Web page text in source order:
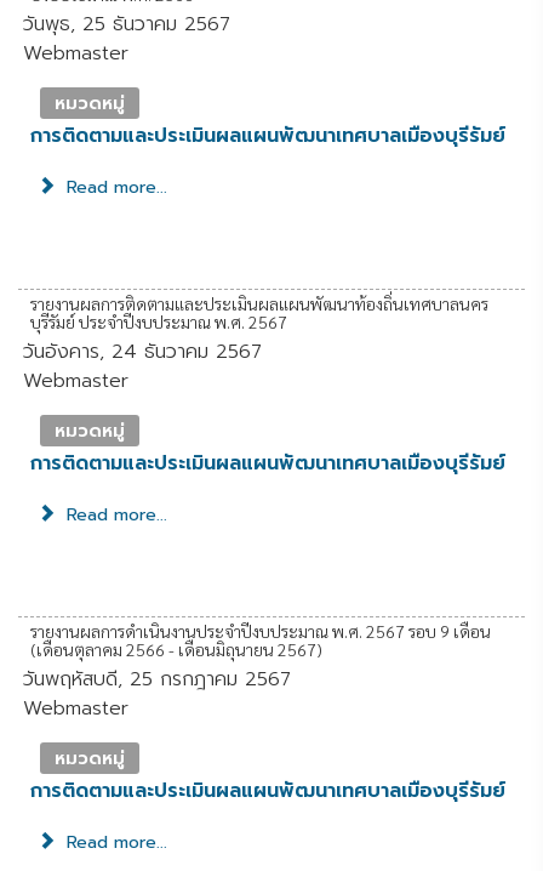
วันพุธ, 25 ธันวาคม 2567
Webmaster
หมวดหมู่
การติดตามและประเมินผลแผนพัฒนาเทศบาลเมืองบุรีรัมย์
Read more...
รายงานผลการติดตามและประเมินผลแผนพัฒนาท้องถิ่นเทศบาลนคร
บุรีรัมย์ ประจำปีงบประมาณ พ.ศ. 2567
วันอังคาร, 24 ธันวาคม 2567
Webmaster
หมวดหมู่
การติดตามและประเมินผลแผนพัฒนาเทศบาลเมืองบุรีรัมย์
Read more...
รายงานผลการดำเนินงานประจำปีงบประมาณ พ.ศ. 2567 รอบ 9 เดือน
(เดือนตุลาคม 2566 - เดือนมิถุนายน 2567)
วันพฤหัสบดี, 25 กรกฎาคม 2567
Webmaster
หมวดหมู่
การติดตามและประเมินผลแผนพัฒนาเทศบาลเมืองบุรีรัมย์
Read more...